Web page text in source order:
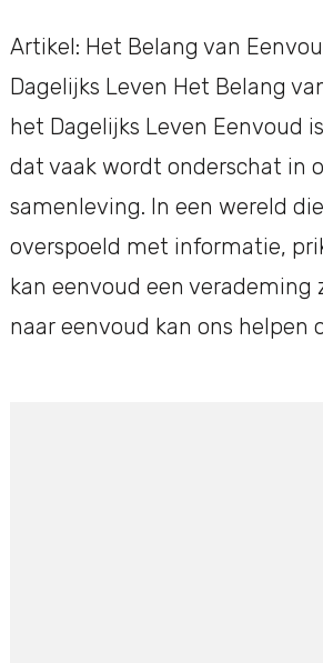
Artikel: Het Belang van
Dagelijks Leven Het Belang
het Dagelijks Leven Eenvoud
dat vaak wordt onderschat in
samenleving. In een wereld
overspoeld met informatie,
kan eenvoud een verademing
naar eenvoud kan ons helpen